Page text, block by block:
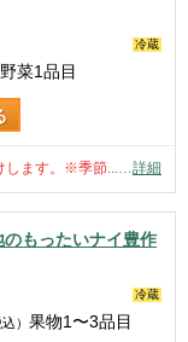
冷蔵
野菜1品目
します。※季節...…詳細
もったいナイ豊作
冷蔵
込） 果物1〜3品目